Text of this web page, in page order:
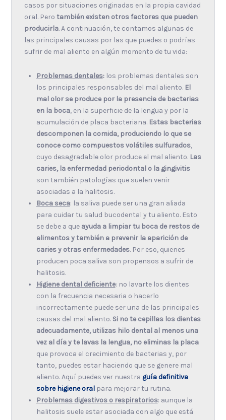
casos por situaciones originadas en la propia cavidad
oral. Pero también existen otros factores que pueden
producirla. A continuación, te contamos algunas de
las principales causas por las que puedes o podrías
sufrir de mal aliento en algún momento de tu vida:
Problemas dentales:los problemas dentales son
los principales responsables del mal aliento. El
mal olor se produce por la presencia de bacterias
en la boca, en la superficie de la lengua y por la
acumulación de placa bacteriana. Estas bacterias
descomponen la comida, produciendo lo que se
conoce como compuestos volátiles sulfurados,
cuyo desagradable olor produce el mal aliento. Las
caries, la enfermedad periodontal o la gingivitis
son también patologías que suelen venir
asociadas a la halitosis.
Boca seca: la saliva puede ser una gran aliada
para cuidar tu salud bucodental y tu aliento. Esto
se debe a que ayuda a limpiar tu boca de restos de
alimentos y también a prevenir la aparición de
caries y otras enfermedades. Por eso, quienes
producen poca saliva son propensos a sufrir de
halitosis.
Higiene dental deficiente: no lavarte los dientes
con la frecuencia necesaria o hacerlo
incorrectamente puede ser una de las principales
causas del mal aliento. Si no te cepillas los dientes
adecuadamente, utilizas hilo dental al menos una
vez al día y te lavas la lengua, no eliminas la placa
que provoca el crecimiento de bacterias y, por
tanto, puedes estar haciendo que se genere mal
aliento. Aquí puedes ver nuestra guía definitiva
sobre higiene oralpara mejorar tu rutina.
Problemas digestivos o respiratorios: aunque la
halitosis suele estar asociada con algo que está